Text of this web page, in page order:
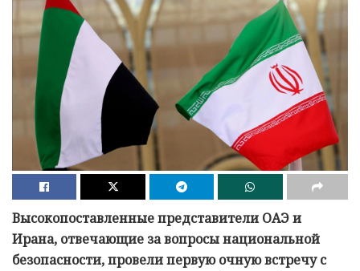
Высокопоставленные представители ОАЭ и
Ирана, отвечающие за вопросы национальной
безопасности, провели первую очную встречу с